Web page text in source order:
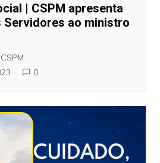
| CSPM apresenta
Servidores ao ministro
0